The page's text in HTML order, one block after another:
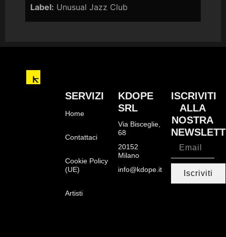
Label: Unusual Jazz Club
SERVIZI
Home
Contattaci
Cookie Policy
(UE)
Artisti
KDOPE
SRL
Via Bisceglie,
68
20152
Milano
info@kdope.it
ISCRIVITI
ALLA
NOSTRA
Iscriviti